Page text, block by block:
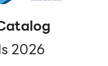
2026